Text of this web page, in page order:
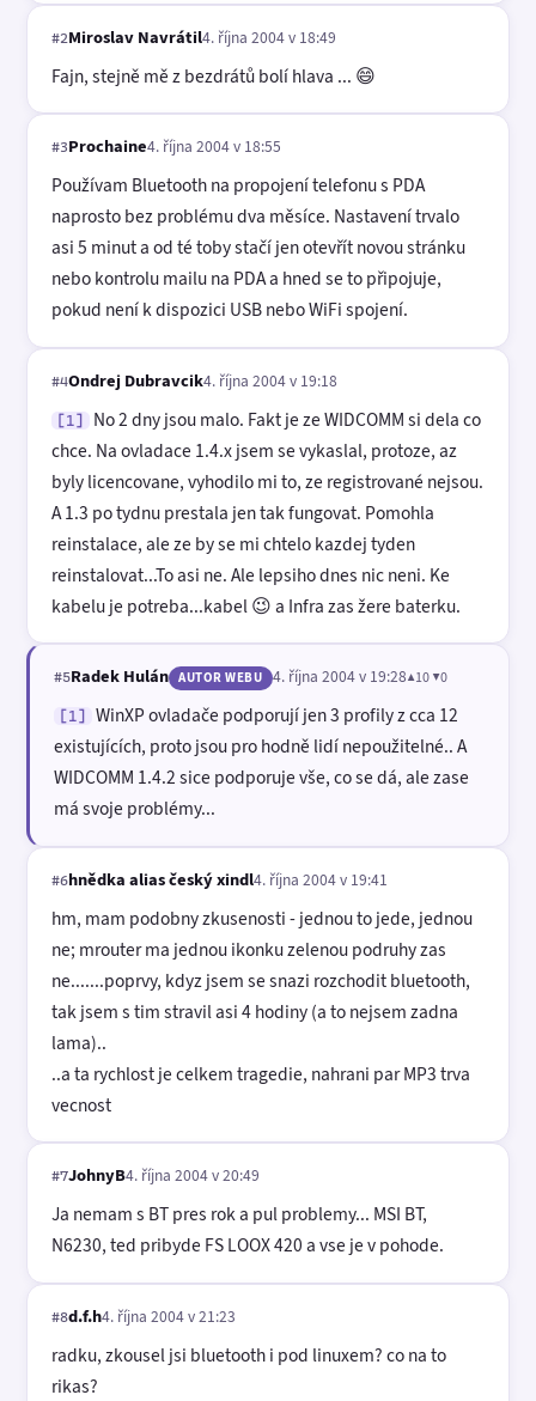
#2Miroslav Navrátil4. října 2004 v 18:49
Fajn, stejně mě z bezdrátů bolí hlava ... 😄
#3Prochaine4. října 2004 v 18:55
Používam Bluetooth na propojení telefonu s PDA
naprosto bez problému dva měsíce. Nastavení trvalo
asi 5 minut a od té toby stačí jen otevřít novou stránku
nebo kontrolu mailu na PDA a hned se to připojuje,
pokud není k dispozici USB nebo WiFi spojení.
#4Ondrej Dubravcik4. října 2004 v 19:18
[1]
No 2 dny jsou malo. Fakt je ze WIDCOMM si dela co
chce. Na ovladace 1.4.x jsem se vykaslal, protoze, az
byly licencovane, vyhodilo mi to, ze registrované nejsou.
A 1.3 po tydnu prestala jen tak fungovat. Pomohla
reinstalace, ale ze by se mi chtelo kazdej tyden
reinstalovat...To asi ne. Ale lepsiho dnes nic neni. Ke
kabelu je potreba...kabel 😉 a Infra zas žere baterku.
#5Radek Hulán AUTOR WEBU 4. října 2004 v 19:28▲10 ▼0
[1]
WinXP ovladače podporují jen 3 profily z cca 12
existujících, proto jsou pro hodně lidí nepoužitelné.. A
WIDCOMM 1.4.2 sice podporuje vše, co se dá, ale zase
má svoje problémy...
#6hnědka alias český xindl4. října 2004 v 19:41
hm, mam podobny zkusenosti - jednou to jede, jednou
ne; mrouter ma jednou ikonku zelenou podruhy zas
ne.......poprvy, kdyz jsem se snazi rozchodit bluetooth,
tak jsem s tim stravil asi 4 hodiny (a to nejsem zadna
lama)..
..a ta rychlost je celkem tragedie, nahrani par MP3 trva
vecnost
#7JohnyB4. října 2004 v 20:49
Ja nemam s BT pres rok a pul problemy... MSI BT,
N6230, ted pribyde FS LOOX 420 a vse je v pohode.
#8d.f.h4. října 2004 v 21:23
radku, zkousel jsi bluetooth i pod linuxem? co na to
rikas?